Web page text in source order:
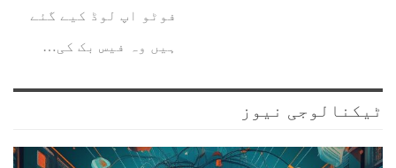
فوٹو اپ لوڈ کیے گئے
ہیں وہ فیس بک کی…
ٹیکنالوجی نیوز